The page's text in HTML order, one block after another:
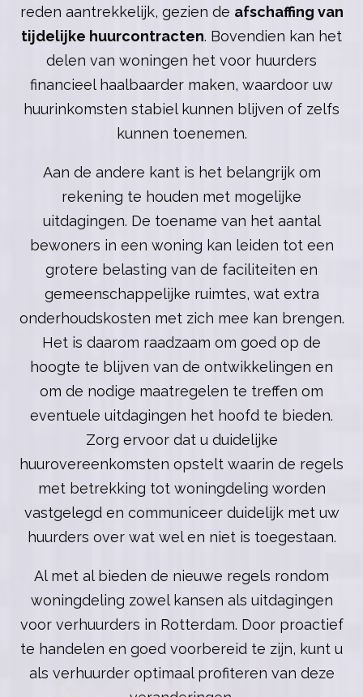
reden aantrekkelijk, gezien de afschaffing van
tijdelijke huurcontracten. Bovendien kan het
delen van woningen het voor huurders
financieel haalbaarder maken, waardoor uw
huurinkomsten stabiel kunnen blijven of zelfs
kunnen toenemen.
Aan de andere kant is het belangrijk om
rekening te houden met mogelijke
uitdagingen. De toename van het aantal
bewoners in een woning kan leiden tot een
grotere belasting van de faciliteiten en
gemeenschappelijke ruimtes, wat extra
onderhoudskosten met zich mee kan brengen.
Het is daarom raadzaam om goed op de
hoogte te blijven van de ontwikkelingen en
om de nodige maatregelen te treffen om
eventuele uitdagingen het hoofd te bieden.
Zorg ervoor dat u duidelijke
huurovereenkomsten opstelt waarin de regels
met betrekking tot woningdeling worden
vastgelegd en communiceer duidelijk met uw
huurders over wat wel en niet is toegestaan.
Al met al bieden de nieuwe regels rondom
woningdeling zowel kansen als uitdagingen
voor verhuurders in Rotterdam. Door proactief
te handelen en goed voorbereid te zijn, kunt u
als verhuurder optimaal profiteren van deze